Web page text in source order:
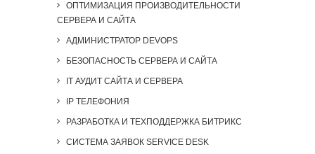
ОПТИМИЗАЦИЯ ПРОИЗВОДИТЕЛЬНОСТИ
СЕРВЕРА И САЙТА
АДМИНИСТРАТОР DEVOPS
БЕЗОПАСНОСТЬ СЕРВЕРА И САЙТА
IT АУДИТ САЙТА И СЕРВЕРА
IP ТЕЛЕФОНИЯ
РАЗРАБОТКА И ТЕХПОДДЕРЖКА БИТРИКС
СИСТЕМА ЗАЯВОК SERVICE DESK